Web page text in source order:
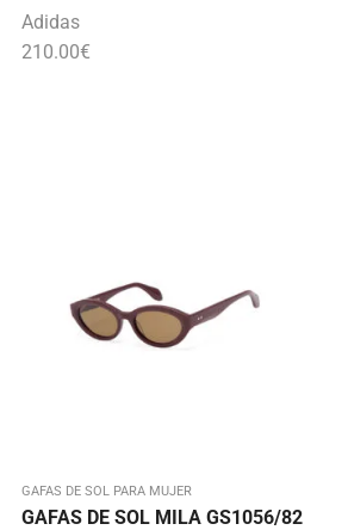
Adidas
210.00€
GAFAS DE SOL PARA MUJER
GAFAS DE SOL MILA GS1056/82